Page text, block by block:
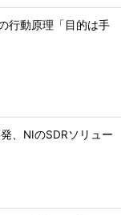
行動原理「目的は手
、NIのSDRソリュー